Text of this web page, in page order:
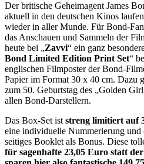
Der britische Geheimagent James
aktuell in den deutschen Kinos
wieder in aller Munde. Für Bond-
das Anschauen und Sammeln der
heute bei „Zavvi“ ein ganz
Bond Limited Edition Print Set“
englischen Filmposter der Bond-
Papier im Format 30 x 40 cm. Dazu
zum 50. Geburtstag des „Golden
allen Bond-Darstellern.
Das Box-Set ist streng limitiert auf
eine individuelle Nummerierung und
seitiges Booklet als Bonus. Diese
für sagenhafte 23,05 Euro statt